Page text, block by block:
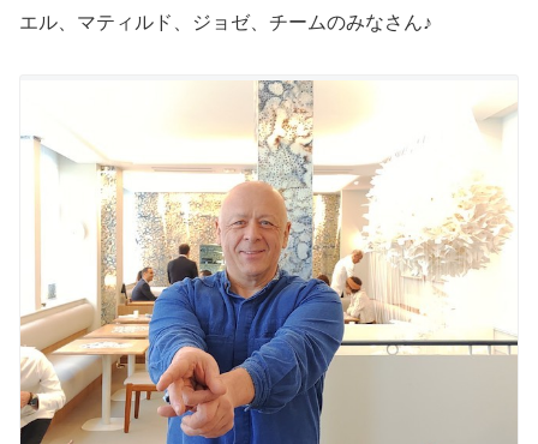
エル、マティルド、ジョゼ、チームのみなさん♪